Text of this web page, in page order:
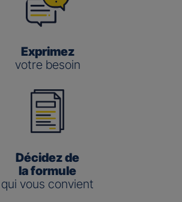
Exprimez
votre besoin
Décidez de
la formule
qui vous convient